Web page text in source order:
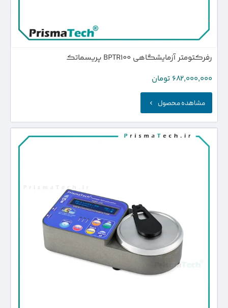
رفرکتومتر آزمایشگاهی BPTR100 پریسماتک
682,000,000 تومان
مشاهده محصول